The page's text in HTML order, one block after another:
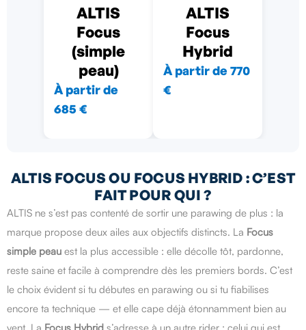
ALTIS
Focus
(simple
peau)
À partir de
685 €
ALTIS
Focus
Hybrid
À partir de 770
€
ALTIS FOCUS OU FOCUS HYBRID : C’EST
FAIT POUR QUI ?
ALTIS ne s’est pas contenté de sortir une parawing de plus : la
marque propose deux ailes aux objectifs distincts. La Focus
simple peau est la plus accessible : elle décolle tôt, pardonne,
reste saine et facile à comprendre dès les premiers bords. C’est
le choix évident si tu débutes en parawing ou si tu fiabilises
encore ta technique — et elle cape déjà étonnamment bien au